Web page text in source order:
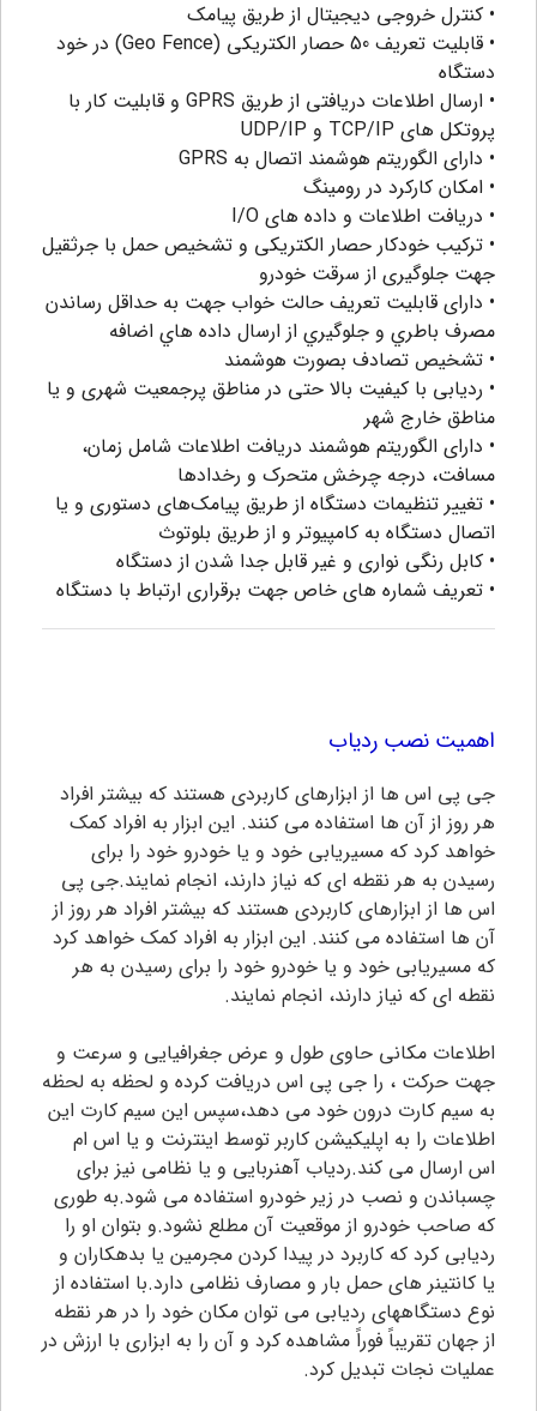
• کنترل خروجی دیجیتال از طریق پیامک
• قابلیت تعریف 50 حصار الکتریکی (Geo Fence) در خود
دستگاه
• ارسال اطلاعات دریافتی از طریق GPRS و قابلیت کار با
پروتکل های TCP/IP و UDP/IP
• دارای الگوریتم هوشمند اتصال به GPRS
• امکان کارکرد در رومینگ
• دریافت اطلاعات و داده های I/O
• ترکیب خودکار حصار الکتریکی و تشخیص حمل با جرثقیل
جهت جلوگیری از سرقت خودرو
• دارای قابلیت تعریف حالت خواب جهت به حداقل رساندن
مصرف باطري و جلوگيري از ارسال داده هاي اضافه
• تشخیص تصادف بصورت هوشمند
• ردیابی با کیفیت بالا حتی در مناطق پرجمعیت شهری و یا
مناطق خارج شهر
• دارای الگوریتم هوشمند دریافت اطلاعات شامل زمان،
مسافت، درجه چرخش متحرک و رخدادها
• تغییر تنظیمات دستگاه از طریق پیامک‌های دستوری و یا
اتصال دستگاه به کامپیوتر و از طریق بلوتوث
• کابل رنگی نواری و غیر قابل جدا شدن از دستگاه
• تعريف شماره های خاص جهت برقراری ارتباط با دستگاه
اهمیت نصب ردیاب
جی پی اس ها از ابزارهای کاربردی هستند که بیشتر افراد
هر روز از آن ها استفاده می کنند. این ابزار به افراد کمک
خواهد کرد که مسیریابی خود و یا خودرو خود را برای
رسیدن به هر نقطه ای که نیاز دارند، انجام نمایند.جی پی
اس ها از ابزارهای کاربردی هستند که بیشتر افراد هر روز از
آن ها استفاده می کنند. این ابزار به افراد کمک خواهد کرد
که مسیریابی خود و یا خودرو خود را برای رسیدن به هر
نقطه ای که نیاز دارند، انجام نمایند.
اطلاعات مکانی حاوی طول و عرض جغرافیایی و سرعت و
جهت حرکت ، را جی پی اس دریافت کرده و لحظه به لحظه
به سیم کارت درون خود می دهد،سپس این سیم کارت این
اطلاعات را به اپلیکیشن کاربر توسط اینترنت و یا اس ام
اس ارسال می کند.ردیاب آهنربایی و یا نظامی نیز برای
چسباندن و نصب در زیر خودرو استفاده می شود.به طوری
که صاحب خودرو از موقعیت آن مطلع نشود.و بتوان او را
ردیابی کرد که کاربرد در پیدا کردن مجرمین یا بدهکاران و
یا کانتینر های حمل بار و مصارف نظامی دارد.با استفاده از
نوع دستگاههای ردیابی می توان مکان خود را در هر نقطه
از جهان تقریباً فوراً مشاهده کرد و آن را به ابزاری با ارزش در
عملیات نجات تبدیل کرد.